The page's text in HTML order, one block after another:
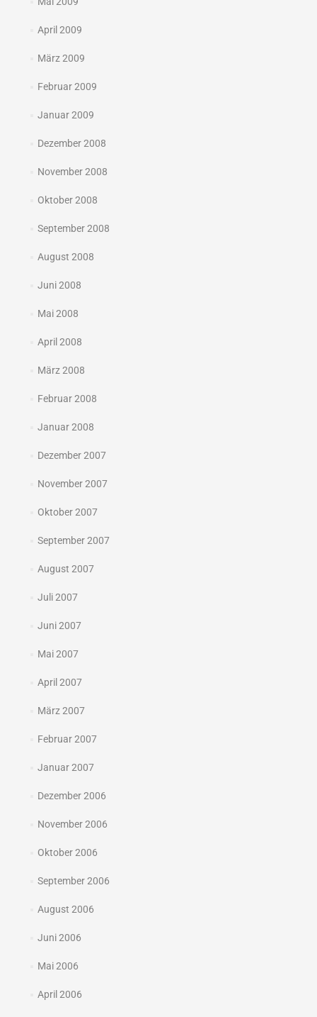
April 2009
März 2009
Februar 2009
Januar 2009
Dezember 2008
November 2008
Oktober 2008
September 2008
August 2008
Juni 2008
Mai 2008
April 2008
März 2008
Februar 2008
Januar 2008
Dezember 2007
November 2007
Oktober 2007
September 2007
August 2007
Juli 2007
Juni 2007
Mai 2007
April 2007
März 2007
Februar 2007
Januar 2007
Dezember 2006
November 2006
Oktober 2006
September 2006
August 2006
Juni 2006
Mai 2006
April 2006